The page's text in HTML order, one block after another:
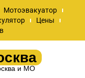
Мотоэвакуатор
Цены
и МО